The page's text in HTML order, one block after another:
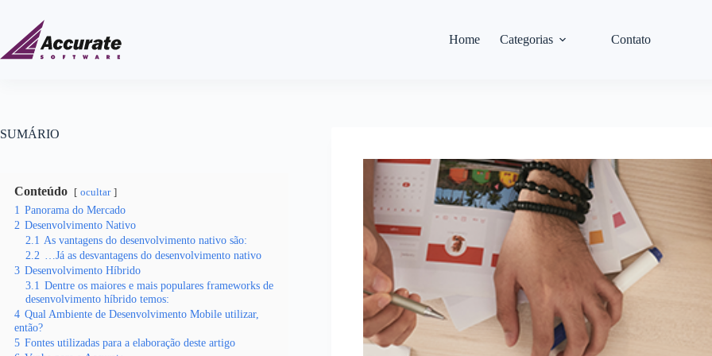
Home Categorias Contato
SUMÁRIO
Conteúdo ocultar
1 Panorama do Mercado
2 Desenvolvimento Nativo
2.1 As vantagens do desenvolvimento nativo são:
2.2
…Já as desvantagens do desenvolvimento nativo
3 Desenvolvimento Híbrido
3.1 Dentre os maiores e mais populares frameworks de
desenvolvimento híbrido temos:
4 Qual Ambiente de Desenvolvimento Mobile utilizar,
então?
5 Fontes utilizadas para a elaboração deste artigo